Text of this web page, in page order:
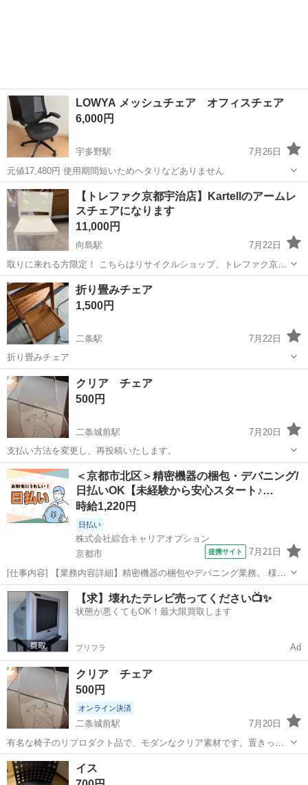
LOWYA メッシュチェア オフィスチェア
6,000円
宇多野駅
7月26日
元値17,480円 使用期間短いためヘタリなどありません
京都 京都市 宇多野駅 椅子
【トレファク京都宇治店】Kartellのアームレ
スチェアになります
11,000円
向島駅
7月22日
取りに来れる方限定！ こちらはリサイクルショップ、トレファク京都
宇治店からの出品です。 ●商品情報 アイテム名:アームレスチェア ブ
ランド:Kartell サイズ：幅約46cm×奥行き約41cm×高さ約74...
京都 京都市 向島駅
折り畳みチェア
1,500円
二条駅
7月22日
折り畳みチェア
京都 京都市 二条駅
クリア チェア
500円
二条城前駅
7月20日
支払い方法を変更し、再投稿いたします。
京都 京都市 二条城前駅 椅子 方法
＜京都市北区＞精密機器の梱包・デバニング/
日払いOK【未経験から安心スタート♪…
時給1,220円
日払い
株式会社綜合キャリアオプション
京都市
提携サイト 7月21日
[仕事内容] 【業務内容詳細】精密機器の梱包やデバニング業務。 様々
のサイズの機械・機械部品を専用の資材を用いて梱包していただくお
仕事です。 【取扱製品情報】精密機器 。＋お仕事探しはコンシェルス
タッフにおまかせ＋。 あ...
京都 京都市 工場
【求】壊れたテレビ売ってください📺✨
状態が悪くてもOK！最大限買取します
プリフラ Ad
クリア チェア
500円
オンライン決済
二条城前駅
7月20日
有名な椅子のリプロダクト品で、モダンなクリア素材です。置きっぱ
なしにしていてほとんど座っていません。
京都 京都市
イス